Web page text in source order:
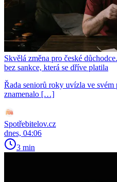
Skvělá změna pro české
bez sankce, která se dříve platila
Řada seniorů roky uvízla ve
znamenalo […]
Spotřebitelov.cz
dnes, 04:06
3 min